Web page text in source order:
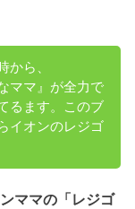
から、
ママ』が全力で
るます。このブ
イオンのレジゴ
ママの「レジゴ